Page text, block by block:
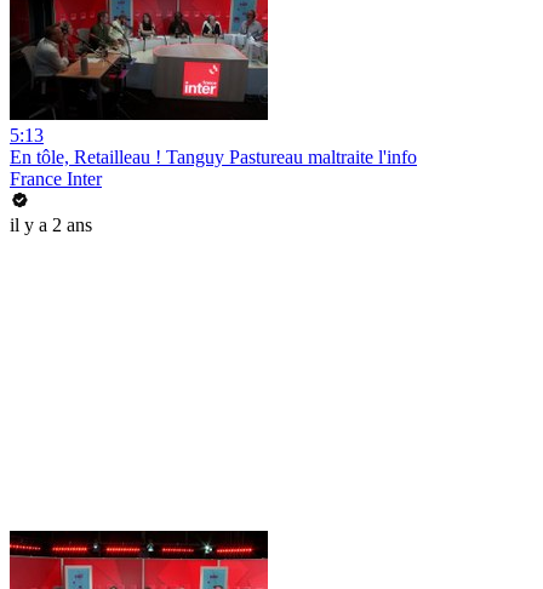
5:13
En tôle, Retailleau ! Tanguy Pastureau maltraite l'info
France Inter
il y a 2 ans